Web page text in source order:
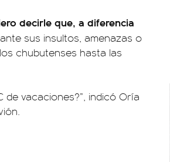
decirle que, a diferencia
sus insultos, amenazas o
chubutenses hasta las
de vacaciones?”, indicó Oría